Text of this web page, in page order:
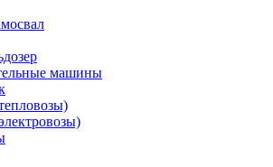
машины